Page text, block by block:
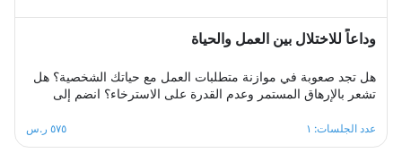
وداعاً للاختلال بين العمل والحياة
هل تجد صعوبة في موازنة متطلبات العمل مع حياتك الشخصية؟ هل
تشعر بالإرهاق المستمر وعدم القدرة على الاسترخاء؟ انضم إلى
من خلال مشاركة تجاربك مع الآخرين، تبادل الحلول، وتطبيق
استراتيجيات فعالة لتحقيق الانسجام بين العمل والحياة في بيئة
عدد الجلسات: ١ ٥٧٥ ر.س